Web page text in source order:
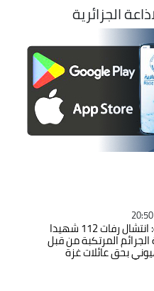
الجزائرية
العفو الدولية: انتشال رفات 112 شهيدا
المرتكبة من قبل
بحق عائلات غزة